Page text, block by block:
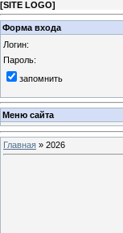
[SITE LOGO]
Форма входа
Логин:
Пароль:
запомнить
Меню сайта
Главная » 2026